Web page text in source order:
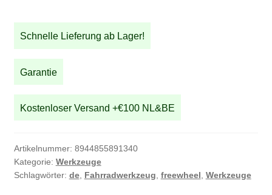
Menge
Schnelle Lieferung ab Lager!
Garantie
Kostenloser Versand +€100 NL&BE
Artikelnummer: 8944855891340
Kategorie: Werkzeuge
Schlagwörter: de, Fahrradwerkzeug freewheel Werkzeuge